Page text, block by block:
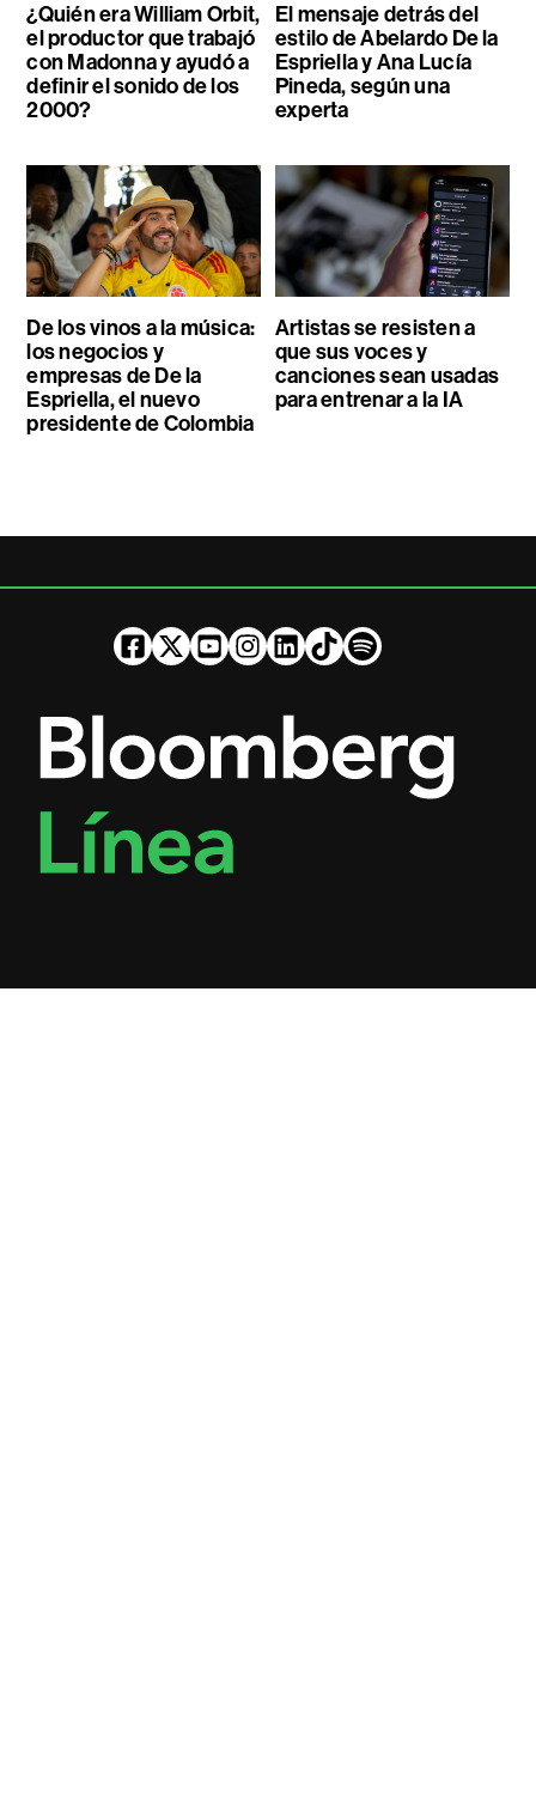
¿Quién era William Orbit,
el productor que trabajó
con Madonna y ayudó a
definir el sonido de los
2000?
El mensaje detrás del
estilo de Abelardo De la
Espriella y Ana Lucía
Pineda, según una
experta
De los vinos a la música:
los negocios y
empresas de De la
Espriella, el nuevo
presidente de Colombia
Artistas se resisten a
que sus voces y
canciones sean usadas
para entrenar a la IA